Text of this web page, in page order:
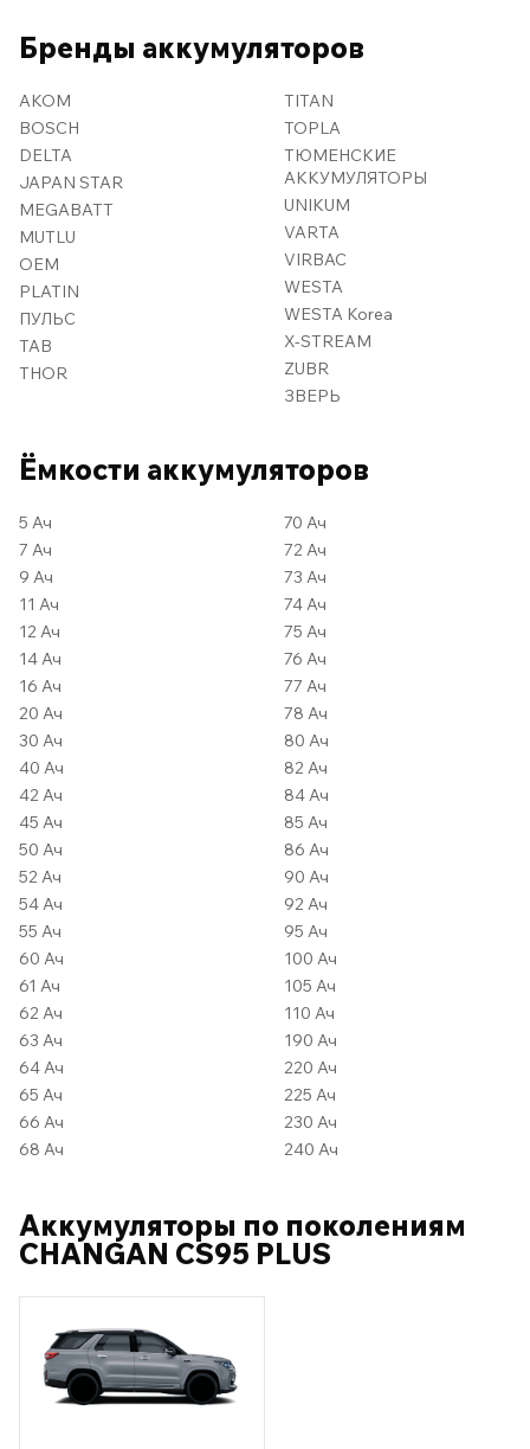
Бренды аккумуляторов
AKOM
BOSCH
DELTA
JAPAN STAR
MEGABATT
MUTLU
OEM
PLATIN
ПУЛЬС
TAB
THOR
TITAN
TOPLA
ТЮМЕНСКИЕ
АККУМУЛЯТОРЫ
UNIKUM
VARTA
VIRBAC
WESTA
WESTA Korea
X-STREAM
ZUBR
ЗВЕРЬ
Ёмкости аккумуляторов
5 Ач
7 Ач
9 Ач
11 Ач
12 Ач
14 Ач
16 Ач
20 Ач
30 Ач
40 Ач
42 Ач
45 Ач
50 Ач
52 Ач
54 Ач
55 Ач
60 Ач
61 Ач
62 Ач
63 Ач
64 Ач
65 Ач
66 Ач
68 Ач
70 Ач
72 Ач
73 Ач
74 Ач
75 Ач
76 Ач
77 Ач
78 Ач
80 Ач
82 Ач
84 Ач
85 Ач
86 Ач
90 Ач
92 Ач
95 Ач
100 Ач
105 Ач
110 Ач
190 Ач
220 Ач
225 Ач
230 Ач
240 Ач
Аккумуляторы по поколениям
CHANGAN CS95 PLUS